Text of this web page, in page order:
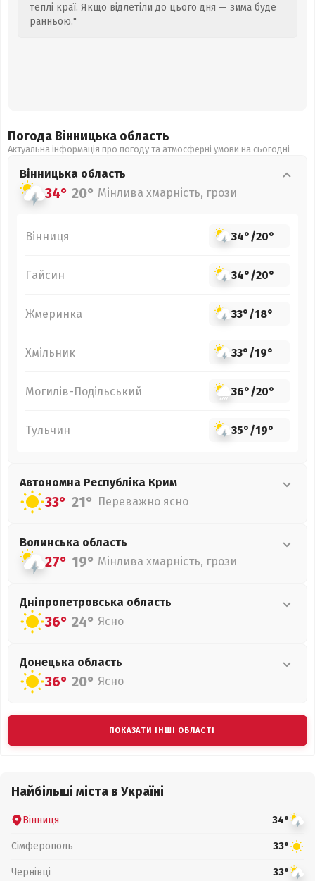
теплі краї. Якщо відлетіли до цього дня — зима буде
ранньою."
Погода Вінницька область
Актуальна інформація про погоду та атмосферні умови на сьогодні
Вінницька область
34° 20° Мінлива хмарність, грози
Вінниця 34°/20°
Гайсин 34°/20°
Жмеринка 33°/18°
Хмільник 33°/19°
Могилів-Подільський 36°/20°
Тульчин 35°/19°
Автономна Республіка Крим
33° 21° Переважно ясно
Волинська область
27° 19° Мінлива хмарність, грози
Дніпропетровська область
36° 24° Ясно
Донецька область
36° 20° Ясно
ПОКАЗАТИ ІНШІ ОБЛАСТІ
Найбільші міста в Україні
Вінниця 34°
Сімферополь 33°
Чернівці 33°